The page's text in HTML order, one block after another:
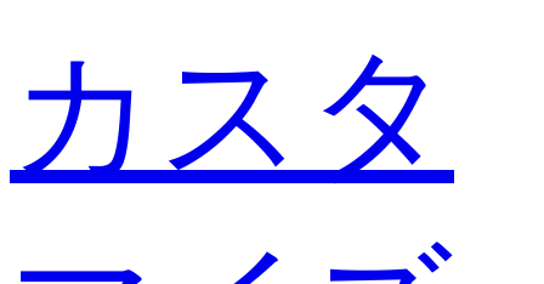
カスタ